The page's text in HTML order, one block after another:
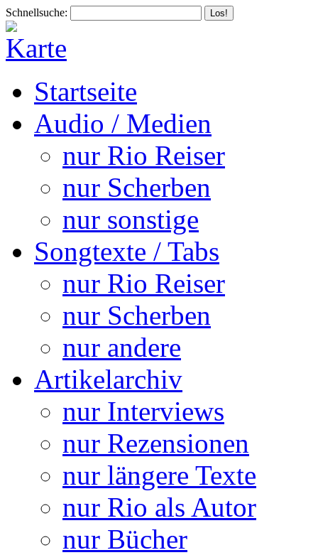
Schnellsuche:
Startseite
Audio / Medien
nur Rio Reiser
nur Scherben
nur sonstige
Songtexte / Tabs
nur Rio Reiser
nur Scherben
nur andere
Artikelarchiv
nur Interviews
nur Rezensionen
nur längere Texte
nur Rio als Autor
nur Bücher